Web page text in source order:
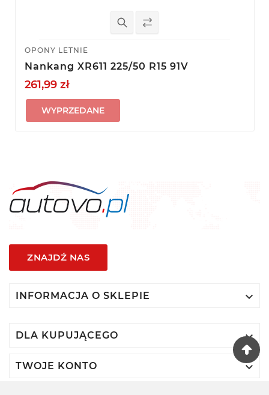
OPONY LETNIE
Nankang XR611 225/50 R15 91V
261,99 zł
WYPRZEDANE
ZNAJDŹ NAS
INFORMACJA O SKLEPIE 
DLA KUPUJĄCEGO 
TWOJE KONTO 